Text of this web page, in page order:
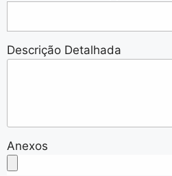
Descrição Detalhada
Anexos